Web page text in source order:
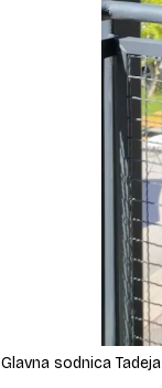
Glavna sodnica